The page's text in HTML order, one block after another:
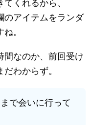
くれるから、
のアイテムをランダ
。
間なのか、前回受け
わからず。
で会いに行って